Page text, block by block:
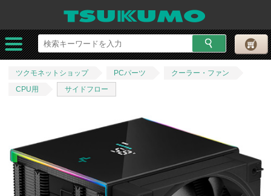
ツクモネットショップ PCパーツ
クーラー・ファン
CPU用
サイドフロー